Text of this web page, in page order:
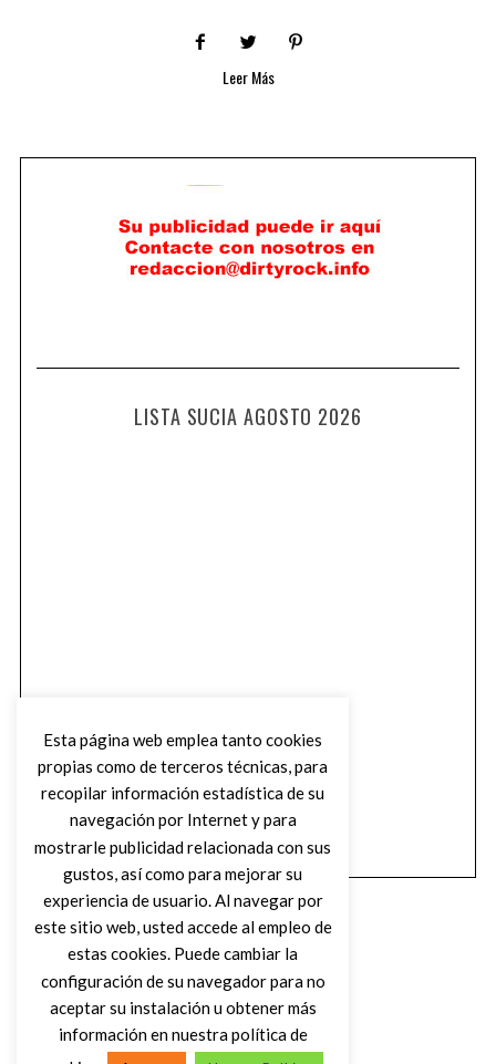
Leer Más
LISTA SUCIA AGOSTO 2026
Esta página web emplea tanto cookies
propias como de terceros técnicas, para
recopilar información estadística de su
navegación por Internet y para
mostrarle publicidad relacionada con sus
gustos, así como para mejorar su
experiencia de usuario. Al navegar por
este sitio web, usted accede al empleo de
estas cookies. Puede cambiar la
configuración de su navegador para no
aceptar su instalación u obtener más
información en nuestra política de